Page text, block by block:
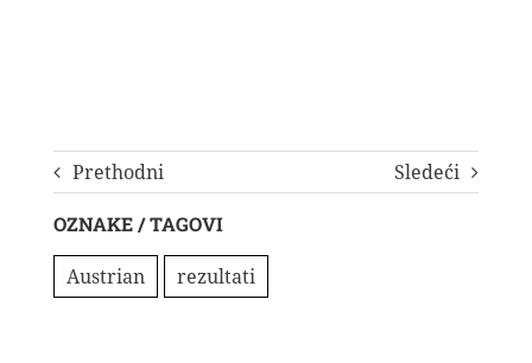
Prethodni Sledeći
OZNAKE / TAGOVI
Austrian rezultati